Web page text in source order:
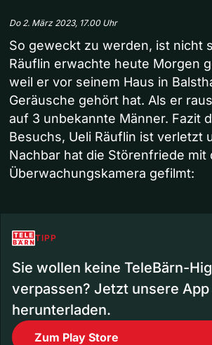
Do 2. März 2023, 17.00 Uhr
So geweckt zu werden, ist nicht
Räuflin erwachte heute Morgen
weil er vor seinem Haus in
Geräusche gehört hat. Als er
auf 3 unbekannte Männer. Fazit
Besuchs, Ueli Räuflin ist verletzt
Nachbar hat die Störenfriede mit
Überwachungskamera gefilmt:
TIPP
Sie wollen keine TeleBärn-
verpassen? Jetzt unsere App
herunterladen.
Zum Play Store